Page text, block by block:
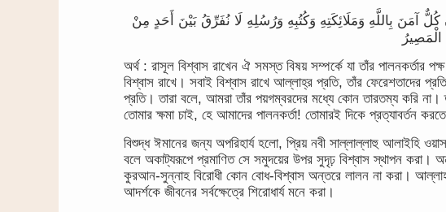
آمَنَ بِاللَّهِ وَمَلَائِكَتِهِ وَكُتُبِهِ وَرُسُلِهِ لَا نُفَرِّقُ بَيْنَ أَحَدٍ مِنْ
الْمَصِيرُ
অর্থ : রাসূল বিশ্বাস রাখেন ঐ সমস্ত বিষয় সম্পর্কে যা তাঁর পালনকর্তার
বিশ্বাস রাখে। সবাই বিশ্বাস রাখে আল্লাহ্র প্রতি, তাঁর ফেরেশতাদের
প্রতি। তারা বলে, আমরা তাঁর পয়গম্বরদের মধ্যে কোন তারতম্য করি
তোমার ক্ষমা চাই, হে আমাদের পালনকর্তা! তোমারই দিকে প্রত্যাবর্তন
বিশুদ্ধ ঈমানের জন্য অপরিহার্য হলো, প্রিয় নবী সাল্লাল্লাহু আলাইহি
বলে অকাট্যরূপে প্রমাণিত সে সমুদয়ের উপর সুদৃঢ় বিশ্বাস স্থাপন করা।
কুরআন-সুন্নাহ বিরোধী কোন বোধ-বিশ্বাস অন্তরে লালন না করা।
আদর্শকে জীবনের সর্বক্ষেত্রে শিরোধার্য মনে করা।